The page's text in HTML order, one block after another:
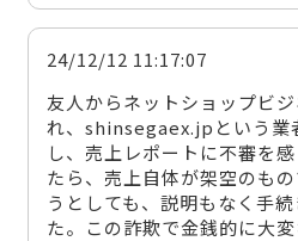
24/12/12 11:17:07
友人からネットショップビ
れ、shinsegaex.jpという業
し、売上レポートに不審を
たら、売上自体が架空のも
うとしても、説明もなく手
た。この詐欺で金銭的に大変